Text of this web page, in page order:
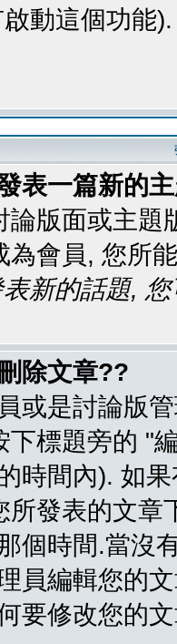
動這個功能
表一篇新的
論版面或主
為會員, 您所
新的話題,
除文章??
或是討論版
下標題旁的 "
時間內). 如
所發表的文
個時間.當沒
員編輯您的
要修改您的